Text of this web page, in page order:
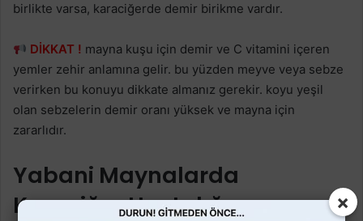
birlikte varsa, karaciğerde demir birikme vardır.
DİKKAT ! mayna kuşu için demir ve C vitamini içeren
yemler zehir anlamına gelir. bu yüzden meyve veya sebze
verirken bu konuyu dikkate almanız gerekir. koyu yeşil
olan sebzelerin demir oranı yüksek ve mayna için
zararlıdır.
Yabani Maynalarda
Karaciğer Hastalığına
×